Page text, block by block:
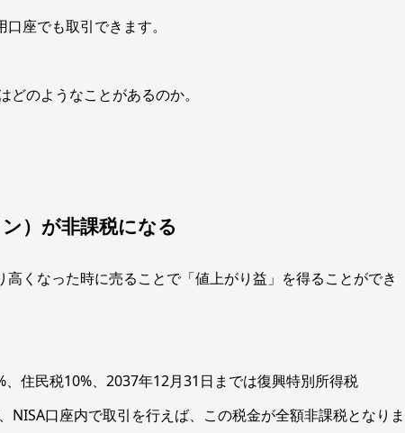
座でも取引できます。
のようなことがあるのか。
）が非課税になる
くなった時に売ることで「値上がり益」を得ることができ
住民税10%、2037年12月31日までは復興特別所得税
NISA口座内で取引を行えば、この税金が全額非課税となりま